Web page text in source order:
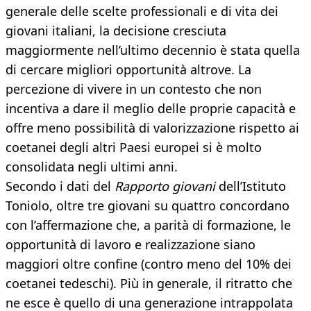
generale delle scelte professionali e di vita dei
giovani italiani, la decisione cresciuta
maggiormente nell’ultimo decennio è stata quella
di cercare migliori opportunità altrove. La
percezione di vivere in un contesto che non
incentiva a dare il meglio delle proprie capacità e
offre meno possibilità di valorizzazione rispetto ai
coetanei degli altri Paesi europei si è molto
consolidata negli ultimi anni.
Secondo i dati del Rapporto giovanidell’Istituto
Toniolo, oltre tre giovani su quattro concordano
con l’affermazione che, a parità di formazione, le
opportunità di lavoro e realizzazione siano
maggiori oltre confine (contro meno del 10% dei
coetanei tedeschi). Più in generale, il ritratto che
ne esce è quello di una generazione intrappolata